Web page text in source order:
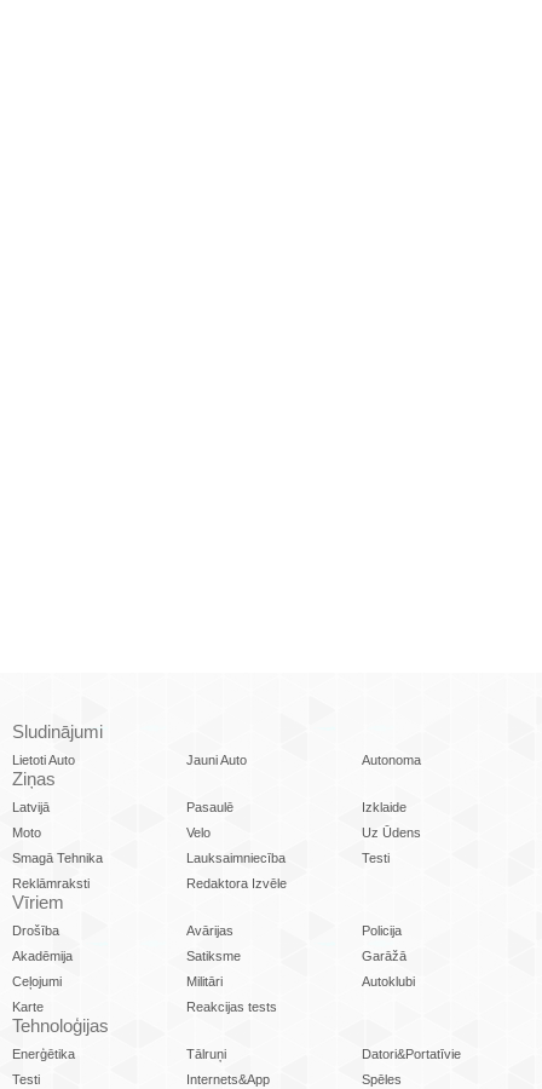
Sludinājumi
Lietoti Auto Jauni Auto Autonoma
Ziņas
Latvijā Pasaulē
Izklaide
Moto
Velo
Uz Ūdens
Smagā Tehnika
Lauksaimniecība
Testi
Reklāmraksti
Redaktora Izvēle
Vīriem
Drošība Avārijas
Policija
Akadēmija
Satiksme
Garāžā
Ceļojumi
Militāri
Autoklubi
Karte
Reakcijas tests
Tehnoloģijas
Enerģētika Tālruņi
Datori&Portatīvie
Testi
Internets&App Spēles